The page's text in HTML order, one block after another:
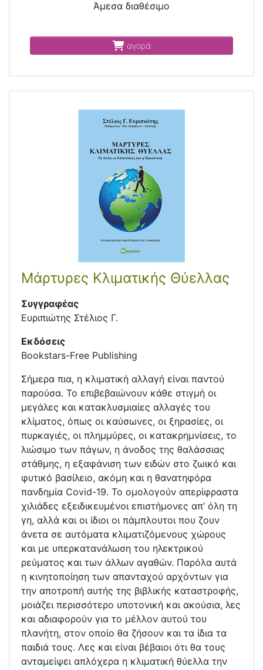
Άμεσα διαθέσιμο
αγορά
Μάρτυρες Κλιματικής Θύελλας
Συγγραφέας
Ευριπιώτης Στέλιος Γ.
Εκδόσεις
Bookstars-Free Publishing
Σήμερα πια, η κλιματική αλλαγή είναι παντού
παρούσα. Το επιβεβαιώνουν κάθε στιγμή οι
μεγάλες και κατακλυσμιαίες αλλαγές του
κλίματος, όπως οι καύσωνες, οι ξηρασίες, οι
πυρκαγιές, οι πλημμύρες, οι κατακρημνίσεις, το
λιώσιμο των πάγων, η άνοδος της θαλάσσιας
στάθμης, η εξαφάνιση των ειδών στο ζωικό και
φυτικό βασίλειο, ακόμη και η θανατηφόρα
πανδημία Covid-19. Το ομολογούν απερίφραστα
χιλιάδες εξειδικευμένοι επιστήμονες απ’ όλη τη
γη, αλλά και οι ίδιοι οι πάμπλουτοι που ζουν
άνετα σε αυτόματα κλιματιζόμενους χώρους
και με υπερκατανάλωση του ηλεκτρικού
ρεύματος και των άλλων αγαθών. Παρόλα αυτά
η κινητοποίηση των απανταχού αρχόντων για
την αποτροπή αυτής της βιβλικής καταστροφής,
μοιάζει περισσότερο υποτονική και ακούσια, λες
και αδιαφορούν για το μέλλον αυτού του
πλανήτη, στον οποίο θα ζήσουν και τα ίδια τα
παιδιά τους. Λες και είναι βέβαιοι ότι θα τους
ανταμείψει απλόχερα η κλιματική θύελλα την